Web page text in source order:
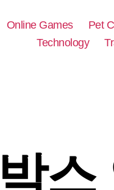
Online Games Pet
Technology
스